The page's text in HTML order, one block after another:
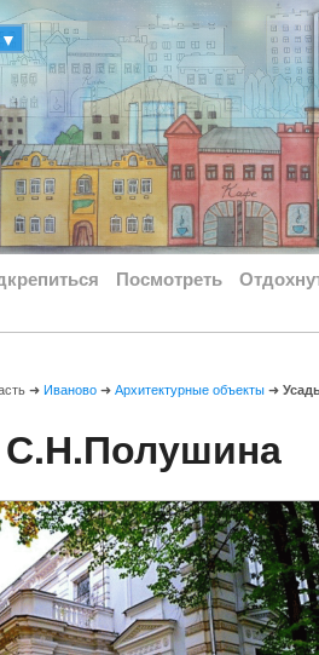
▼
Посмотреть
➜ Иваново ➜ Архитектурные объекты ➜
С.Н.Полушина